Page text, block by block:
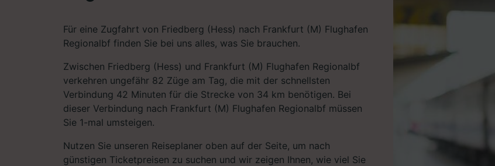
Für eine Zugfahrt von Friedberg (Hess) nach Frankfurt (M) Flughafen
Regionalbf finden Sie bei uns alles, was Sie brauchen.
Zwischen Friedberg (Hess) und Frankfurt (M) Flughafen Regionalbf
verkehren ungefähr 82 Züge am Tag, die mit der schnellsten
Verbindung 42 Minuten für die Strecke von 34 km benötigen. Bei
dieser Verbindung nach Frankfurt (M) Flughafen Regionalbf müssen
Sie 1-mal umsteigen.
Nutzen Sie unseren Reiseplaner oben auf der Seite, um nach
günstigen Ticketpreisen zu suchen und wir zeigen Ihnen, wie viel Sie